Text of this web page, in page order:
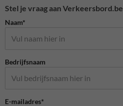
Stel je vraag aan Verkeersbord.be
Naam*
Bedrijfsnaam
E-mailadres*